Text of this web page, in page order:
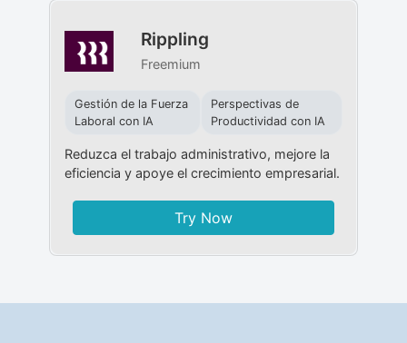
Rippling
Freemium
Gestión de la Fuerza
Laboral con IA
Perspectivas de
Productividad con IA
Reduzca el trabajo administrativo, mejore la
eficiencia y apoye el crecimiento empresarial.
Try Now